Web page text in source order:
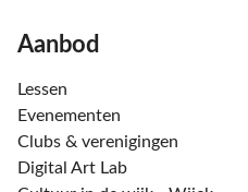
Aanbod
Lessen
Evenementen
Clubs & verenigingen
Digital Art Lab